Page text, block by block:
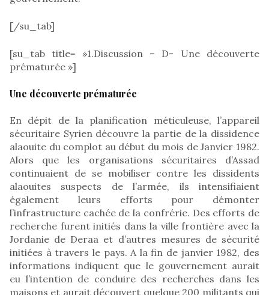
[/su_tab]
[su_tab title= »1.Discussion – D- Une découverte
prématurée »]
Une découverte prématurée
En dépit de la planification méticuleuse, l’appareil
sécuritaire Syrien découvre la partie de la dissidence
alaouite du complot au début du mois de Janvier 1982.
Alors que les organisations sécuritaires d’Assad
continuaient de se mobiliser contre les dissidents
alaouites suspects de l’armée, ils intensifiaient
également leurs efforts pour démonter
l’infrastructure cachée de la confrérie. Des efforts de
recherche furent initiés dans la ville frontière avec la
Jordanie de Deraa et d’autres mesures de sécurité
initiées à travers le pays. A la fin de janvier 1982, des
informations indiquent que le gouvernement aurait
eu l’intention de conduire des recherches dans les
maisons et aurait découvert quelque 200 militants qui